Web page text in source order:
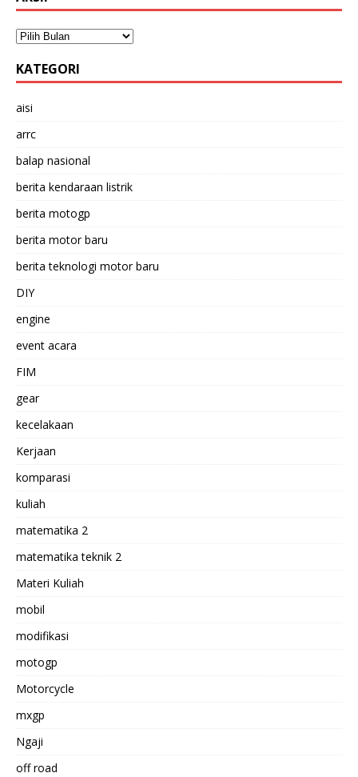
KATEGORI
aisi
arrc
balap nasional
berita kendaraan listrik
berita motogp
berita motor baru
berita teknologi motor baru
DIY
engine
event acara
FIM
gear
kecelakaan
Kerjaan
komparasi
kuliah
matematika 2
matematika teknik 2
Materi Kuliah
mobil
modifikasi
motogp
Motorcycle
mxgp
Ngaji
off road